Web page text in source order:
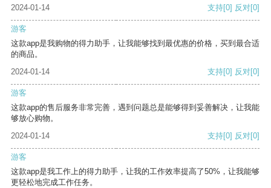
2024-01-14
支持[0] 反对[0]
游客
这款app是我购物的得力助手，让我能够找到最优惠的价格，买到最合适
的商品。
2024-01-14
支持[0] 反对[0]
游客
这款app的售后服务非常完善，遇到问题总是能够得到妥善解决，让我能
够放心购物。
2024-01-14
支持[0] 反对[0]
游客
这款app是我工作上的得力助手，让我的工作效率提高了50%，让我能够
更轻松地完成工作任务。